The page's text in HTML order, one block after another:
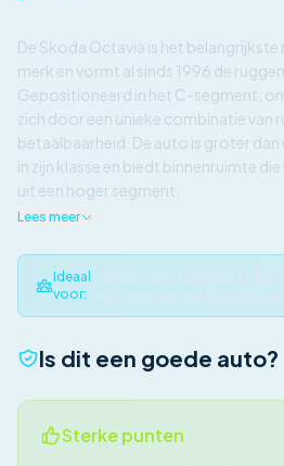
De Skoda Octavia is het belangrijkste
merk en vormt al sinds 1996 de
Gepositioneerd in het C-segment,
zich door een unieke combinatie van
betaalbaarheid. De auto is groter
in zijn klasse en biedt binnenruimte
uit een hoger segment.
Lees meer
Ideaal
voor:
Is dit een goede auto?
Sterke punten